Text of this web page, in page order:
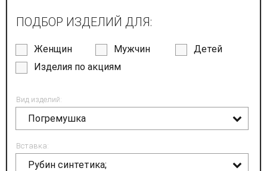
ПОДБОР ИЗДЕЛИЙ ДЛЯ:
Женщин Мужчин
Детей
Изделия по акциям
Вид изделий:
Погремушка
Вставка:
Рубин синтетика;